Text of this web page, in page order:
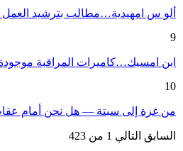
ألو س امهيدية…مطالب بترشيد العمل
9
ابن امسيك…كاميرات المراقبة
10
من غزة إلى سبتة — هل نحن أمام
السابق التالي 1 من 423